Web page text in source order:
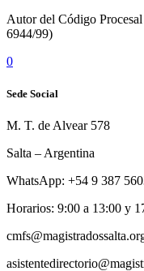
Autor del Código
6944/99)
0
Sede Social
M. T. de Alvear 578
Salta – Argentina
WhatsApp: +54 9 387
Horarios: 9:00 a 13:00 y